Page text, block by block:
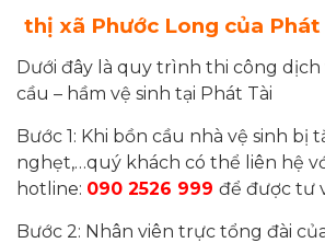
thị xã Phước Long của Phát
Dưới đây là quy trình thi công
cầu – hầm vệ sinh tại Phát Tài
Bước 1: Khi bồn cầu nhà vệ sinh bị
nghẹt,…quý khách có thể liên hệ
hotline: 090 2526 999 để được tư
Bước 2: Nhân viên trực tổng đài